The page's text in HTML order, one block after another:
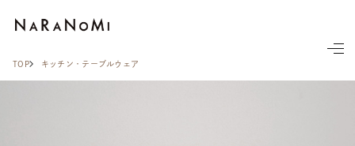
TOP キッチン・テーブルウェア